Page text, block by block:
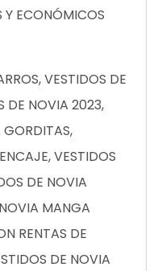
Y ECONÓMICOS
VESTIDOS DE
DE NOVIA 2023,
VESTIDOS
DE NOVIA
MANGA
RENTAS DE
DE NOVIA